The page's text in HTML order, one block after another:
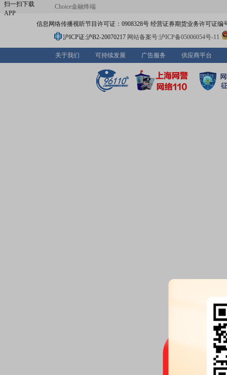
扫一扫下载
APP
Choice金融终端
信息网络传播视听节目许可证：0908328号 经营证券期货业务许可证编
沪ICP证:沪B2-20070217 网站备案号:沪ICP备05006054号-11
关于我们 可持续发展 广告服务 供应商平台